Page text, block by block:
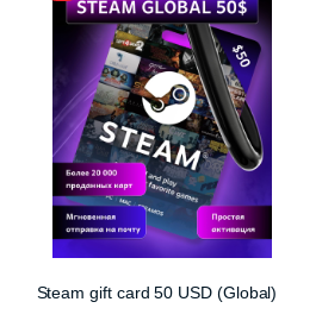
Steam gift card 50 USD (Global)